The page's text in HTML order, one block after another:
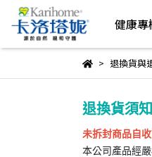
健康專
退換貨與
退換貨須知
未拆封商品自
本公司產品經